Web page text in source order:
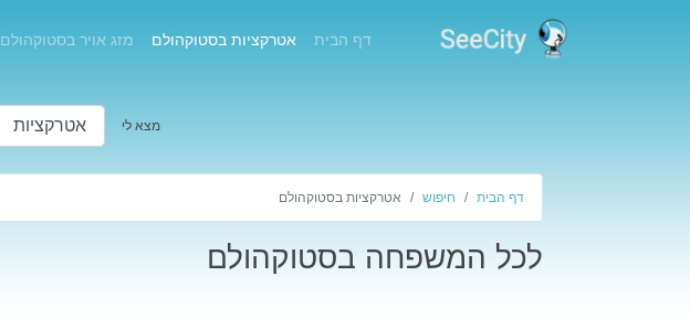
דף הבית(current) אטרקציות בסטוקהולם מזג אויר בסטוקהולם
מצא לי
דף הבית חיפוש אטרקציות בסטוקהולם
לכל המשפחה בסטוקהולם